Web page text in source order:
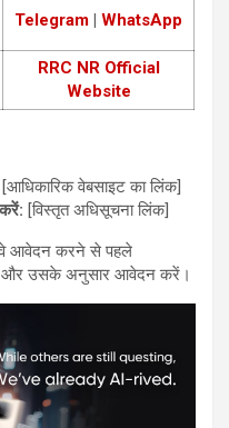
Telegram | WhatsApp
RRC NR Official
Website
[आधिकारिक वेबसाइट का लिंक]
[विस्तृत अधिसूचना लिंक]
वे आवेदन करने से पहले
और उसके अनुसार आवेदन करें।